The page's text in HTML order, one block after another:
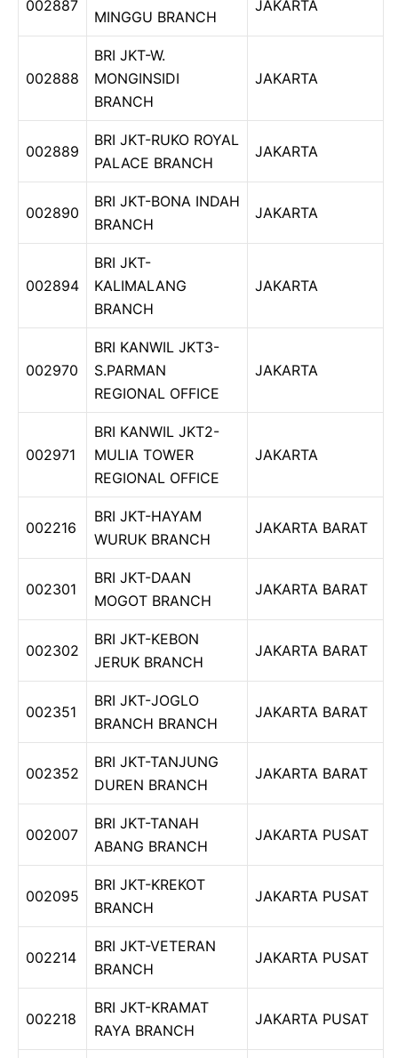
002887
MINGGU BRANCH
JAKARTA
002888
BRI JKT-W.
MONGINSIDI
BRANCH
JAKARTA
002889
BRI JKT-RUKO ROYAL
PALACE BRANCH
JAKARTA
002890
BRI JKT-BONA INDAH
BRANCH
JAKARTA
002894
BRI JKT-
KALIMALANG
BRANCH
JAKARTA
002970
BRI KANWIL JKT3-
S.PARMAN
REGIONAL OFFICE
JAKARTA
002971
BRI KANWIL JKT2-
MULIA TOWER
REGIONAL OFFICE
JAKARTA
002216
BRI JKT-HAYAM
WURUK BRANCH
JAKARTA BARAT
002301
BRI JKT-DAAN
MOGOT BRANCH
JAKARTA BARAT
002302
BRI JKT-KEBON
JERUK BRANCH
JAKARTA BARAT
002351
BRI JKT-JOGLO
BRANCH BRANCH
JAKARTA BARAT
002352
BRI JKT-TANJUNG
DUREN BRANCH
JAKARTA BARAT
002007
BRI JKT-TANAH
ABANG BRANCH
JAKARTA PUSAT
002095
BRI JKT-KREKOT
BRANCH
JAKARTA PUSAT
002214
BRI JKT-VETERAN
BRANCH
JAKARTA PUSAT
002218
BRI JKT-KRAMAT
RAYA BRANCH
JAKARTA PUSAT